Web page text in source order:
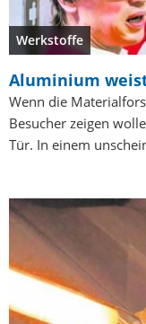
Werkstoffe
Aluminium
Wenn die
Besucher zeigen
Tür. In einem